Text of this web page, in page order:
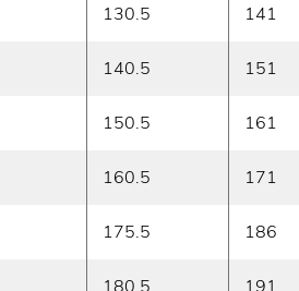
130.5 141
140.5 151
150.5 161
160.5 171
175.5 186